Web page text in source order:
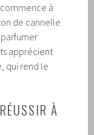
à
de cannelle
apprécient
qui rend le
À